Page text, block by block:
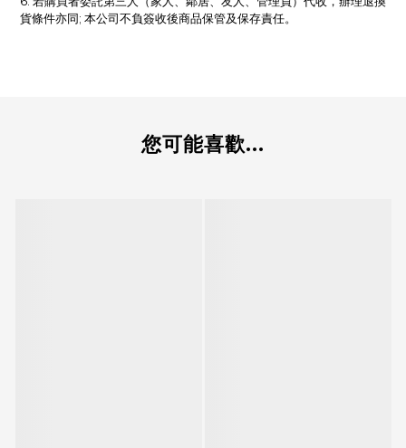
貨條件亦同; 本公司不負簽收後商品保管及保存責任。
您可能喜歡...